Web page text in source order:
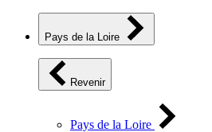
Pays de la Loire
Revenir
Pays de la Loire